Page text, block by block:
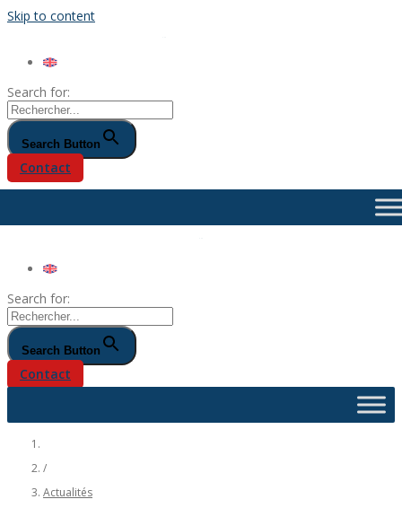
Skip to content
Search for:
Search Button
Contact
Search for:
Search Button
Contact
/
Actualités